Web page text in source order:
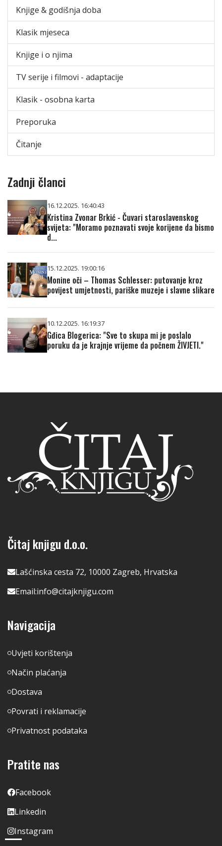
Knjige & godišnja doba
Klasik mjeseca
Knjige i o njima
TV serije i filmovi - adaptacije
Klasik - osobna karta
Preporuka
Čitanje
Zadnji članci
16.12.2025. 16:40:43
Kristina Zvonar Brkić - Čuvari staroslavenskog
svijeta: "Moramo poznavati svoje korijene da bismo
d...
15.12.2025. 19:00:16
Monine oči – Thomas Schlesser: putovanje kroz
povijest umjetnosti, pariške muzeje i slavne slikare
10.12.2025. 16:19:37
Gđica Blogerica: "Sve to skupa mi je poslalo
poruku da je krajnje vrijeme da počnem ŽIVJETI."
Čitaj knjigu d.o.o.
Lašćinska cesta 72, 10000 Zagreb, Hrvatska
Email:info@citajknjigu.com
Navigacija
Uvjeti korištenja
Način plaćanja
Dostava
Povrati i reklamacije
Privatnost podataka
Pratite nas
Facebook
Linkedin
Instagram